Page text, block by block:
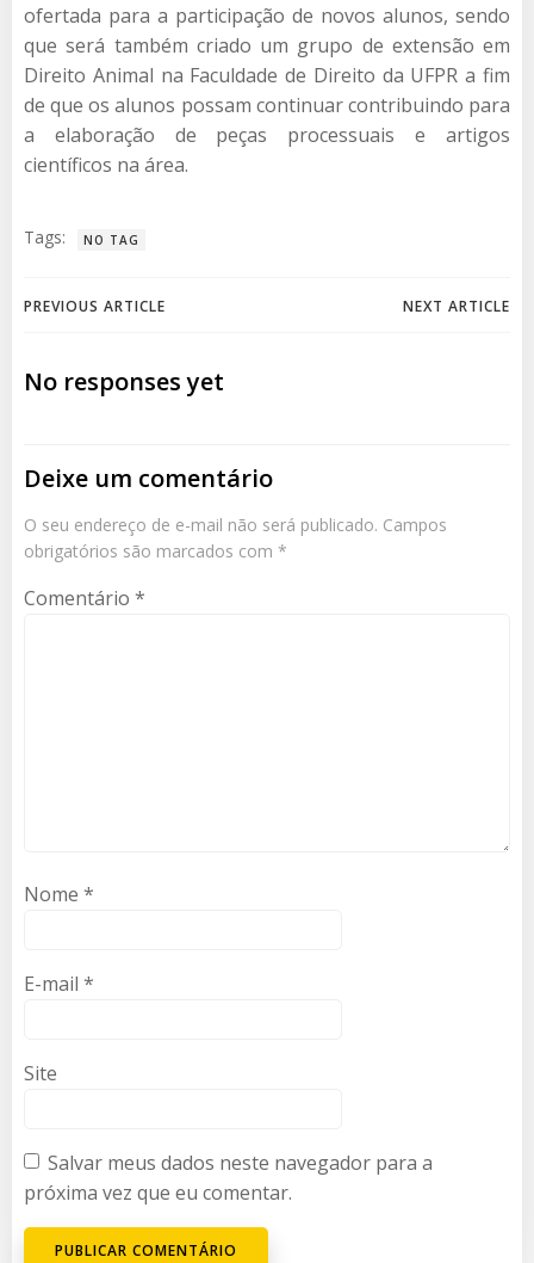
ofertada para a participação de novos alunos, sendo
que será também criado um grupo de extensão em
Direito Animal na Faculdade de Direito da UFPR a fim
de que os alunos possam continuar contribuindo para
a elaboração de peças processuais e artigos
científicos na área.
Tags: NO TAG
Navegação
de
PREVIOUS ARTICLE
Navegação
NEXT ARTICLE
No responses yet
Deixe um comentário
O seu endereço de e-mail não será publicado. Campos
obrigatórios são marcados com *
Comentário *
Nome *
E-mail *
Site
Salvar meus dados neste navegador para a
próxima vez que eu comentar.